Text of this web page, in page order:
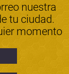
nuestra
tu ciudad.
momento